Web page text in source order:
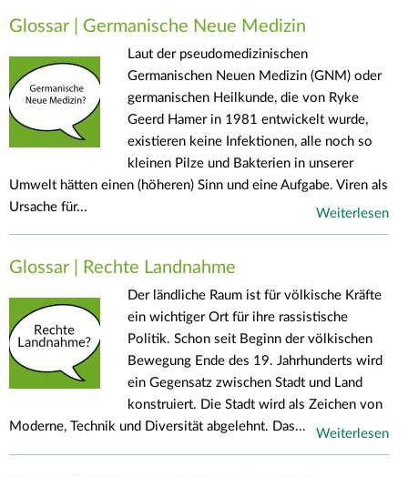
Glossar | Germanische Neue Medizin
Laut der pseudomedizinischen
Germanischen Neuen Medizin (GNM) oder
germanischen Heilkunde, die von Ryke
Geerd Hamer in 1981 entwickelt wurde,
existieren keine Infektionen, alle noch so
kleinen Pilze und Bakterien in unserer
Umwelt hätten einen (höheren) Sinn und eine Aufgabe. Viren als
Ursache für...
Weiterlesen
Glossar | Rechte Landnahme
Der ländliche Raum ist für völkische Kräfte
ein wichtiger Ort für ihre rassistische
Politik. Schon seit Beginn der völkischen
Bewegung Ende des 19. Jahrhunderts wird
ein Gegensatz zwischen Stadt und Land
konstruiert. Die Stadt wird als Zeichen von
Moderne, Technik und Diversität abgelehnt. Das...
Weiterlesen